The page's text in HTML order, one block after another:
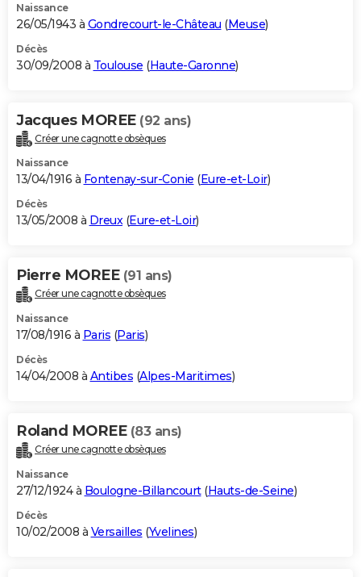
Naissance
26/05/1943 à Gondrecourt-le-Château (Meuse)
Décès
30/09/2008 à Toulouse (Haute-Garonne)
Jacques MOREE (92 ans)
Créer une cagnotte obsèques
Naissance
13/04/1916 à Fontenay-sur-Conie (Eure-et-Loir)
Décès
13/05/2008 à Dreux(Eure-et-Loir)
Pierre MOREE (91 ans)
Créer une cagnotte obsèques
Naissance
17/08/1916 à Paris (Paris)
Décès
14/04/2008 à Antibes (Alpes-Maritimes)
Roland MOREE (83 ans)
Créer une cagnotte obsèques
Naissance
27/12/1924 à Boulogne-Billancourt(Hauts-de-Seine)
Décès
10/02/2008 à Versailles (Yvelines)